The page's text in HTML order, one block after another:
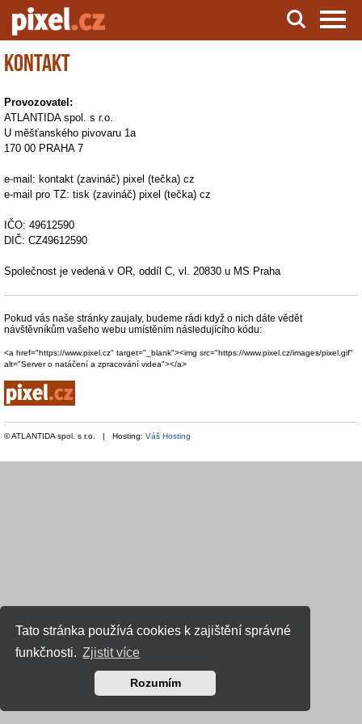
Tato stránka používá cookies k zajištění správné
funkčnosti. Zjistit více
Rozumím
Server o natáčení a zpracování videa
Kontakt
Provozovatel:
ATLANTIDA spol. s r.o.
U měšťanského pivovaru 1a
170 00 PRAHA 7
e-mail: kontakt (zavináč) pixel (tečka) cz
e-mail pro TZ: tisk (zavináč) pixel (tečka) cz
IČO: 49612590
DIČ: CZ49612590
Společnost je vedená v OR, oddíl C, vl. 20830 u MS Praha
Pokud vás naše stránky zaujaly, budeme rádi když o nich dáte vědět
návštěvníkům vašeho webu umístěním následujícího kódu:
<a href="https://www.pixel.cz" target="_blank"><img src="https://www.pixel.cz/images/pixel.gif"
alt="Server o natáčení a zpracování videa"></a>
© ATLANTIDA spol. s r.o. | Hosting: Váš Hosting